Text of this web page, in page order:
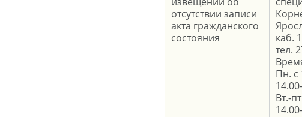
отсутствии записи
акта гражданского
состояния
каб.
тел.
Пн. с
Вт.-